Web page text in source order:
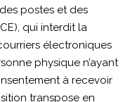
postes et des
qui interdit la
électroniques
physique n’ayant
à recevoir
transpose en